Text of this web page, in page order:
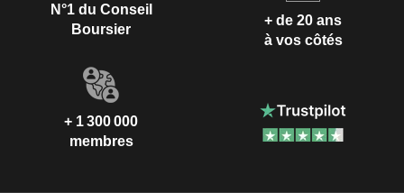
N°1 du Conseil
Boursier
+ de 20 ans
à vos côtés
+ 1 300 000
membres